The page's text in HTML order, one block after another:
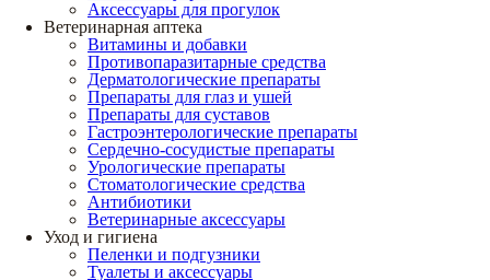
Аксессуары для прогулок
Ветеринарная аптека
Витамины и добавки
Противопаразитарные средства
Дерматологические препараты
Препараты для глаз и ушей
Препараты для суставов
Гастроэнтерологические препараты
Сердечно-сосудистые препараты
Урологические препараты
Стоматологические средства
Антибиотики
Ветеринарные аксессуары
Уход и гигиена
Пеленки и подгузники
Туалеты и аксессуары